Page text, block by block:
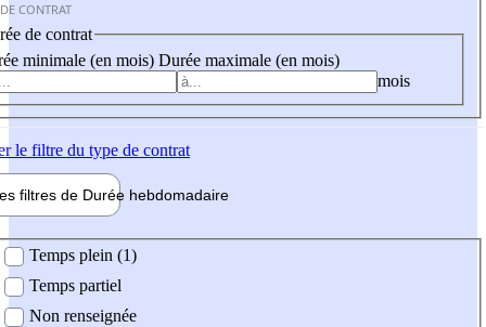
CONTRAT
de contrat
minimale (en mois) Durée maximale (en mois)
mois
le filtre du type de contrat
filtres de Durée hebdomadaire
Temps plein (1)
Temps partiel
Non renseignée